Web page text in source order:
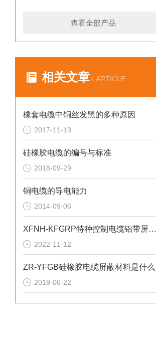
查看全部产品
相关文章 / ARTICLE
橡套电缆中铜丝发黑的多种原因
2017-11-13
硅橡胶电缆的编号与标准
2018-09-29
铜电缆的导电能力
2014-09-06
XFNH-KFGRP特种控制电缆铝带屏蔽10mm2
2022-11-12
ZR-YFGB硅橡胶电缆屏蔽材料是什么
2019-06-22